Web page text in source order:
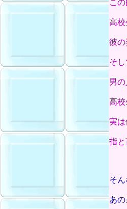
こ
高
彼の
そし
男
高校
実は
指
そ
あ